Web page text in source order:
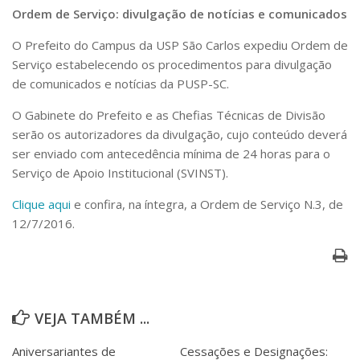
Serviços
Apoio ao Estudante
Segurança, Trânsito e Prevenção
RH, Administrativo e Financeiro
Comunicação
Assessorias e Mídias
Aplicativos e Sites
Jornal da USP
Agenda de Eventos
Defesa de Teses
Ordem de Serviço: divulgação de notícias e comunicados
O Prefeito do Campus da USP São Carlos expediu Ordem de
Serviço estabelecendo os procedimentos para divulgação
de comunicados e notícias da PUSP-SC.
O Gabinete do Prefeito e as Chefias Técnicas de Divisão
serão os autorizadores da divulgação, cujo conteúdo deverá
ser enviado com antecedência mínima de 24 horas para o
Serviço de Apoio Institucional (SVINST).
Clique aqui e confira, na íntegra, a Ordem de Serviço N.3, de
12/7/2016.
VEJA TAMBÉM ...
Aniversariantes de Cessações e Designações: